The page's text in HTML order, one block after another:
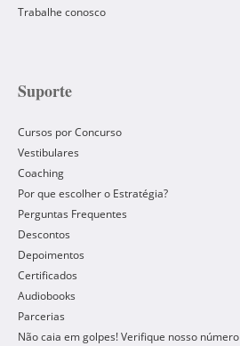
Trabalhe conosco
Suporte
Cursos por Concurso
Vestibulares
Coaching
Por que escolher o Estratégia?
Perguntas Frequentes
Descontos
Depoimentos
Certificados
Audiobooks
Parcerias
Não caia em golpes! Verifique nosso número